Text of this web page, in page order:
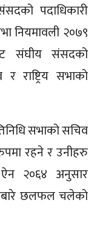
पदाधिकारी
नियमावली २०७९
संघीय संसदको
राष्ट्रिय सभाको
सभाको सचिव
रहने र उनीहरु
२०६४ अनुसार
छलफल चलेको